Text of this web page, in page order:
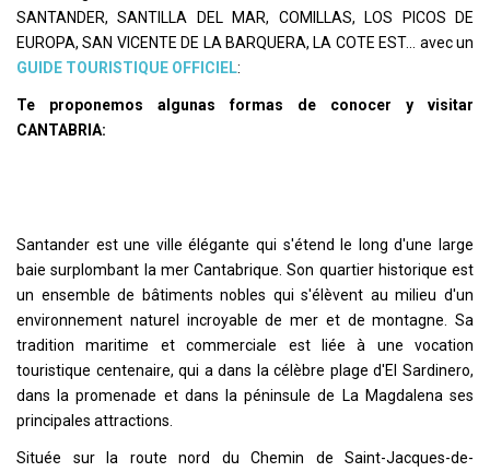
SANTANDER, SANTILLA DEL MAR, COMILLAS, LOS PICOS DE
EUROPA, SAN VICENTE DE LA BARQUERA, LA COTE EST... avec un
GUIDE TOURISTIQUE OFFICIEL:
Te proponemos algunas formas de conocer y visitar
CANTABRIA:
Santander est une ville élégante qui s'étend le long d'une large
baie surplombant la mer Cantabrique. Son quartier historique est
un ensemble de bâtiments nobles qui s'élèvent au milieu d'un
environnement naturel incroyable de mer et de montagne. Sa
tradition maritime et commerciale est liée à une vocation
touristique centenaire, qui a dans la célèbre plage d'El Sardinero,
dans la promenade et dans la péninsule de La Magdalena ses
principales attractions.
Située sur la route nord du Chemin de Saint-Jacques-de-